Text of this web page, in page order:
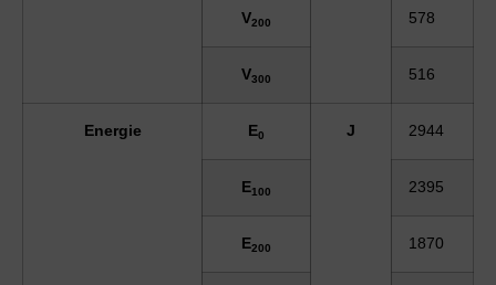
V200 578
V300 516
Energie E0 J 2944
E100 2395
E200 1870